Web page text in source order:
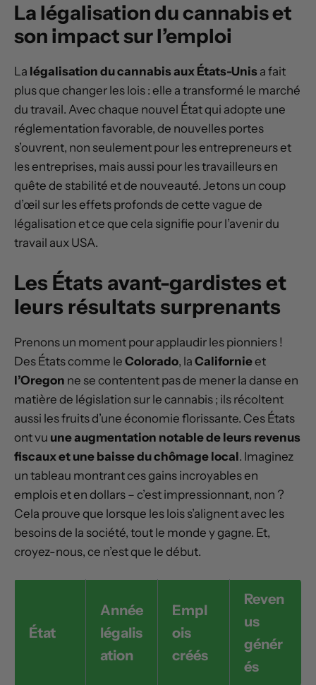
La légalisation du cannabis et
son impact sur l’emploi
La légalisation du cannabis aux États-Unis a fait
plus que changer les lois : elle a transformé le marché
du travail. Avec chaque nouvel État qui adopte une
réglementation favorable, de nouvelles portes
s’ouvrent, non seulement pour les entrepreneurs et
les entreprises, mais aussi pour les travailleurs en
quête de stabilité et de nouveauté. Jetons un coup
d’œil sur les effets profonds de cette vague de
légalisation et ce que cela signifie pour l’avenir du
travail aux USA.
Les États avant-gardistes et
leurs résultats surprenants
Prenons un moment pour applaudir les pionniers !
Des États comme le Colorado, la Californieet
l’Oregon ne se contentent pas de mener la danse en
matière de législation sur le cannabis ; ils récoltent
aussi les fruits d’une économie florissante. Ces États
ont vu une augmentation notable de leurs revenus
fiscaux et une baisse du chômage local. Imaginez
un tableau montrant ces gains incroyables en
emplois et en dollars – c’est impressionnant, non ?
Cela prouve que lorsque les lois s’alignent avec les
besoins de la société, tout le monde y gagne. Et,
croyez-nous, ce n’est que le début.
État
Année
légalis
ation
Empl
ois
créés
Reven
us
génér
és